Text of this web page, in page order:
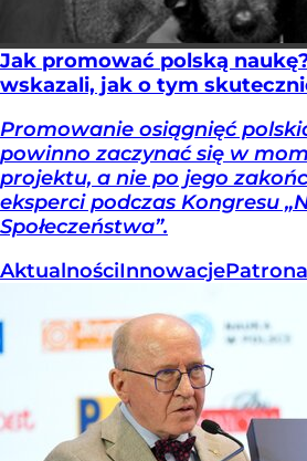
Jak promować polską
wskazali, jak o tym
Promowanie osiągnięć
powinno zaczynać się w
projektu, a nie po jego
eksperci podczas Kongresu
Społeczeństwa”.
AktualnościInnowacje